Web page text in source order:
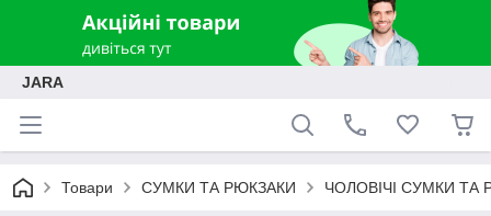
JARA
Товари СУМКИ ТА РЮКЗАКИ ЧОЛОВІЧІ СУМКИ ТА